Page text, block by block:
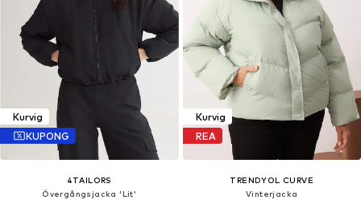
Kurvig
KUPONG
4TAILORS
Övergångsjacka 'Lit'
Kurvig
REA
TRENDYOL CURVE
Vinterjacka